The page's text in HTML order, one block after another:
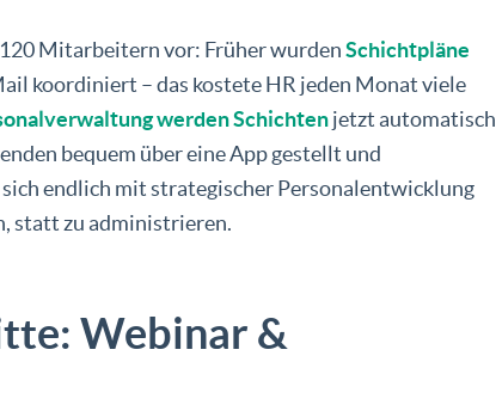
Mitarbeitern vor: Früher wurdenSchichtpläne
koordiniert – das kostete HR jeden Monat viele
werden Schichtenjetzt automatisch
bequem über eine App gestellt und
endlich mit strategischer Personalentwicklung
statt zu administrieren.
Webinar &